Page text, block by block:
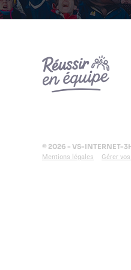
© 2026 - VS-INTERNET-
Mentions légales Gérer